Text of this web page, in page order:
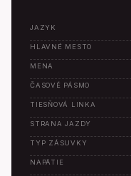
JAZYK
HLAVNÉ MESTO
MENA
ČASOVÉ PÁSMO
TIESŇOVÁ LINKA
STRANA JAZDY
TYP ZÁSUVKY
NAPÄTIE